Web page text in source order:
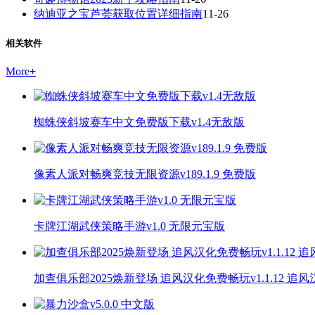
纳迪亚之宝芦荟获取位置详细指南11-26
相关软件
More+
蜘蛛侠斜坡赛车中文免费版下载v1.4无敌版
像素人派对畅爽竞技无限资源v189.1.9 免费版
卡牌江湖武侠策略手游v1.0 无限元宝版
加查俱乐部2025焕新登场 追风汉化免费畅玩v1.1.12 追风